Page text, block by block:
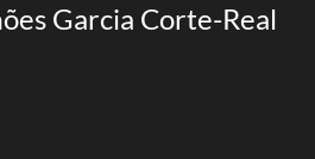
Garcia Corte-Real